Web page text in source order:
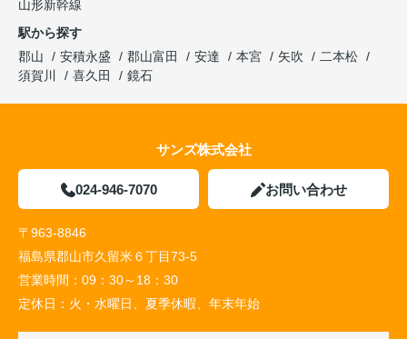
山形新幹線
駅から探す
郡山
安積永盛 郡山富田 安達 本宮 矢吹
二本松
須賀川
喜久田 鏡石
サンズ株式会社
024-946-7070 お問い合わせ
〒963-8846
福島県郡山市久留米６丁目73-5
営業時間： 09：30～18：30
定休日： 火・水曜日、夏季休暇、年末年始